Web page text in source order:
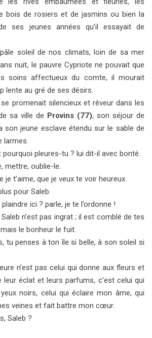
bois de rosiers et de jasmins ou bien la
ses jeunes années qu’il essayait de
soleil de nos climats, loin de sa mer
nuit, le pauvre Cypriote ne pouvait que
soins affectueux du comte, il mourait
lente au gré de ses désirs.
promenait silencieux et rêveur dans les
sa ville de Provins (77), son séjour de
son jeune esclave étendu sur le sable de
larmes.
pourquoi pleures-tu ? lui dit-il avec bonté.
mettre, oublie-le.
t’aime, que je veux te voir heureux.
pour Saleb.
ici ? parle, je te l’ordonne !
n’est pas ingrat ; il est comblé de tes
le bonheur le fuit.
tu penses à ton île si belle, à son soleil si
n’est pas celui qui donne aux fleurs et
leur éclat et leurs parfums, c’est celui qui
noirs, celui qui éclaire mon âme, qui
veines et fait battre mon cœur.
Saleb ?